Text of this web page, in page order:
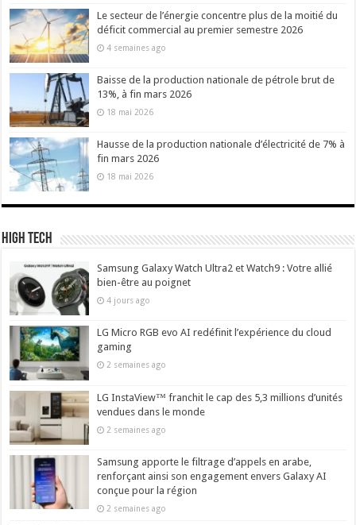
Le secteur de l’énergie concentre plus de la moitié du
déficit commercial au premier semestre 2026
4 semaines ago
Baisse de la production nationale de pétrole brut de
13%, à fin mars 2026
18 mai 2026
Hausse de la production nationale d’électricité de 7% à
fin mars 2026
18 mai 2026
High Tech
Samsung Galaxy Watch Ultra2 et Watch9 : Votre allié
bien-être au poignet
4 jours ago
LG Micro RGB evo AI redéfinit l’expérience du cloud
gaming
2 semaines ago
LG InstaView™ franchit le cap des 5,3 millions d’unités
vendues dans le monde
2 semaines ago
Samsung apporte le filtrage d’appels en arabe,
renforçant ainsi son engagement envers Galaxy AI
conçue pour la région
2 semaines ago